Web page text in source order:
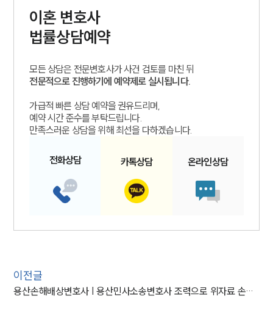
이혼 변호사
법률상담예약
모든 상담은 전문변호사가 사건 검토를 마친 뒤
전문적으로 진행하기에 예약제로 실시됩니다.
가급적 빠른 상담 예약을 권유드리며,
예약 시간 준수를 부탁드립니다.
만족스러운 상담을 위해 최선을 다하겠습니다.
전화상담 카톡상담 온라인상담
이전글
용산손해배상변호사 | 용산민사소송변호사 조력으로 위자료 손해배상청구 성공